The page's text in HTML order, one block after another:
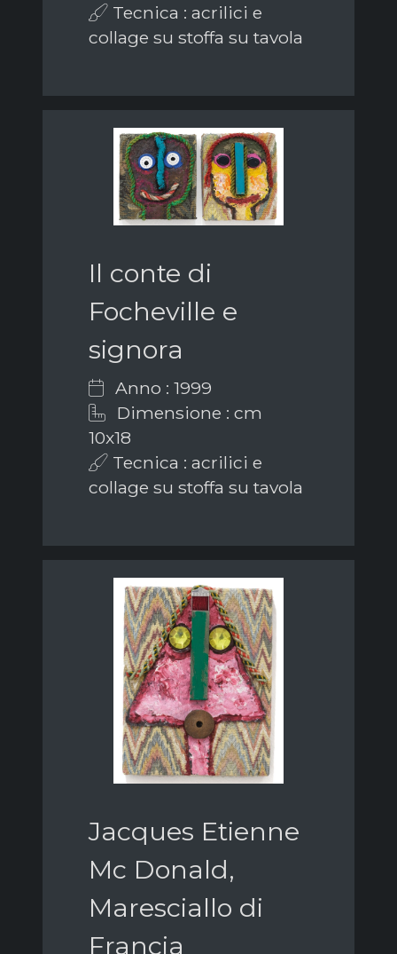
Tecnica : acrilici e
collage su stoffa su tavola
Il conte di
Focheville e
signora
Anno : 1999
Dimensione : cm
10x18
Tecnica : acrilici e
collage su stoffa su tavola
Jacques Etienne
Mc Donald,
Maresciallo di
Francia